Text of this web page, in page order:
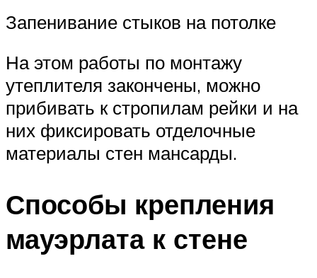
Запенивание стыков на потолке
На этом работы по монтажу
утеплителя закончены, можно
прибивать к стропилам рейки и на
них фиксировать отделочные
материалы стен мансарды.
Способы крепления
мауэрлата к стене